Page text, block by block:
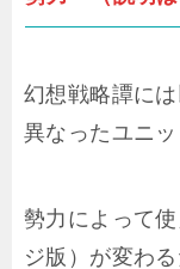
幻想戦略譚に
異なったユニ
勢力によって
ジ版）が変わ